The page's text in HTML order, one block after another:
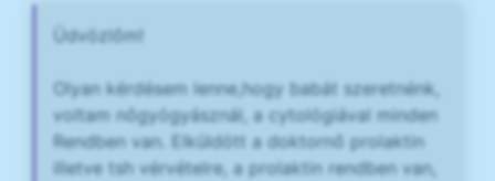
Üdvözlőm!
Olyan kérdésem lenne,hogy babát szeretnénk,
voltam nőgyógyásznál, a cytológiával minden
Rendben van. Elküldött a doktornő prolaktin
illetve tsh vérvételre, a prolaktin rendben van,